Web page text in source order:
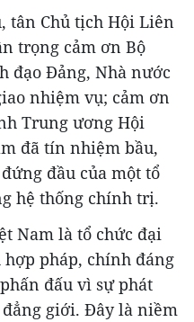
tân Chủ tịch Hội Liên
trọng cảm ơn Bộ
đạo Đảng, Nhà nước
nhiệm vụ; cảm ơn
Trung ương Hội
đã tín nhiệm bầu,
đầu của một tổ
hệ thống chính trị.
Nam là tổ chức đại
pháp, chính đáng
đấu vì sự phát
giới. Đây là niềm